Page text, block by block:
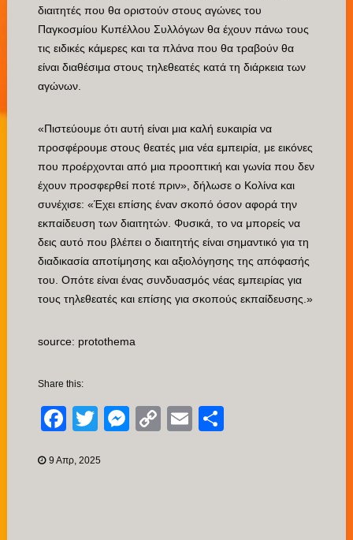
διαιτητές που θα οριστούν στους αγώνες του
Παγκοσμίου Κυπέλλου Συλλόγων θα έχουν πάνω τους
τις ειδικές κάμερες και τα πλάνα που θα τραβούν θα
είναι διαθέσιμα στους τηλεθεατές κατά τη διάρκεια των
αγώνων.
«Πιστεύουμε ότι αυτή είναι μια καλή ευκαιρία να
προσφέρουμε στους θεατές μια νέα εμπειρία, με εικόνες
που προέρχονται από μια προοπτική και γωνία που δεν
έχουν προσφερθεί ποτέ πριν», δήλωσε ο Κολίνα και
συνέχισε: «Έχει επίσης έναν σκοπό όσον αφορά την
εκπαίδευση των διαιτητών. Φυσικά, το να μπορείς να
δεις αυτό που βλέπει ο διαιτητής είναι σημαντικό για τη
διαδικασία αποτίμησης και αξιολόγησης της απόφασής
του. Οπότε είναι ένας συνδυασμός νέας εμπειρίας για
τους τηλεθεατές και επίσης για σκοπούς εκπαίδευσης.»
source: protothema
Share this:
Facebook
TwitterMessenger
CopyEmail
9 Απρ, 2025